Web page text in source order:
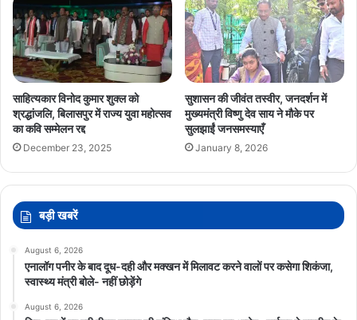
साहित्यकार विनोद कुमार शुक्ल को
श्रद्धांजलि, बिलासपुर में राज्य युवा महोत्सव
का कवि सम्मेलन रद्द
December 23, 2025
सुशासन की जीवंत तस्वीर, जनदर्शन में
मुख्यमंत्री विष्णु देव साय ने मौके पर
सुलझाईं जनसमस्याएँ
January 8, 2026
बड़ी खबरें
August 6, 2026
एनालॉग पनीर के बाद दूध-दही और मक्खन में मिलावट करने वालों पर कसेगा शिकंजा,
स्वास्थ्य मंत्री बोले- नहीं छोड़ेंगे
August 6, 2026